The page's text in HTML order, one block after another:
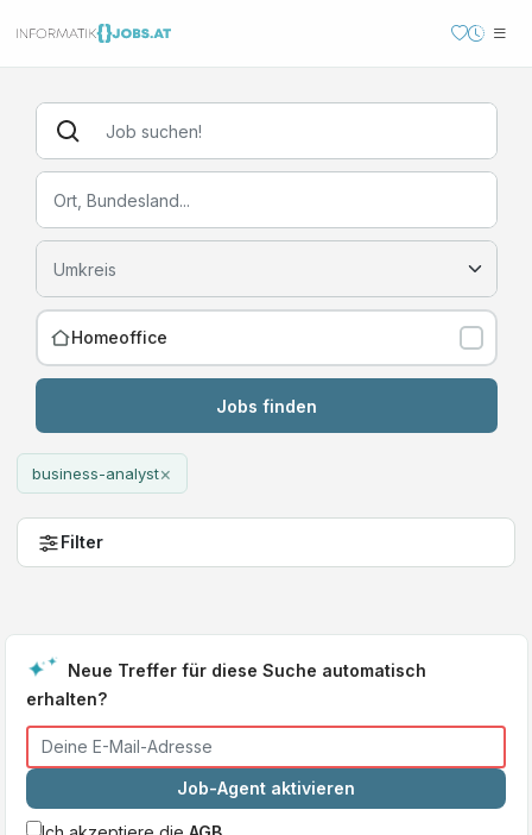
Homeoffice
Jobs finden
business-analyst×
Filter
Neue Treffer für diese Suche automatisch
erhalten?
Job-Agent aktivieren